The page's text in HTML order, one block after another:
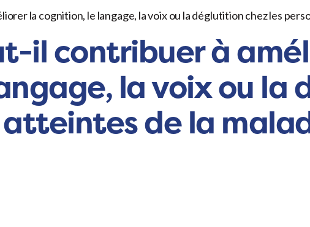
la cognition, le langage, la voix ou la déglutition chez les
il contribuer à
la voix ou la
atteintes de la